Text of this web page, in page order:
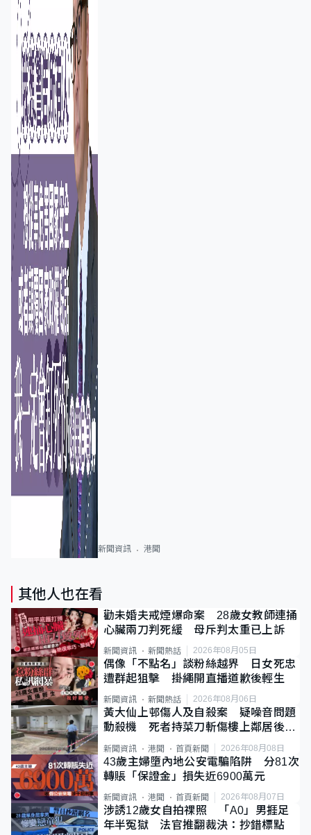
新聞資訊 港聞
其他人也在看
勸未婚夫戒煙爆命案 28歲女教師連捅
心臟兩刀判死緩 母斥判太重已上訴
新聞資訊 新聞熱話 2026年08月05日
偶像「不點名」談粉絲越界 日女死忠
遭群起狙擊 掛繩開直播道歉後輕生
新聞資訊 新聞熱話 2026年08月06日
黃大仙上邨傷人及自殺案 疑噪音問題
動殺機 死者持菜刀斬傷樓上鄰居後墮
新聞資訊 港聞 首頁新聞 2026年08月08日
43歲主婦墮內地公安電騙陷阱 分81次
轉賬「保證金」損失近6900萬元
新聞資訊 港聞 首頁新聞 2026年08月07日
涉誘12歲女自拍祼照 「A0」男捱足
年半冤獄 法官推翻裁決：抄錯標點